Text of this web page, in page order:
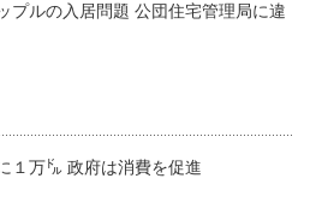
プルの入居問題 公団住宅管理局に違
１万㌦ 政府は消費を促進